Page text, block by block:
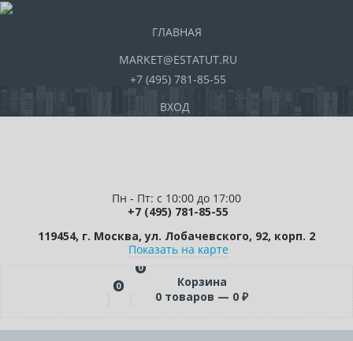
ГЛАВНАЯ
MARKET@ESTATUT.RU
+7 (495) 781-85-55
ВХОД
Пн - Пт: с 10:00 до 17:00
+7 (495) 781-85-55
119454, г. Москва, ул. Лобачевского, 92, корп. 2
Показать на карте
0
0
Корзина
0 товаров — 0 ₽